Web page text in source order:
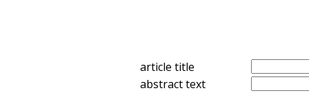
article title
abstract text